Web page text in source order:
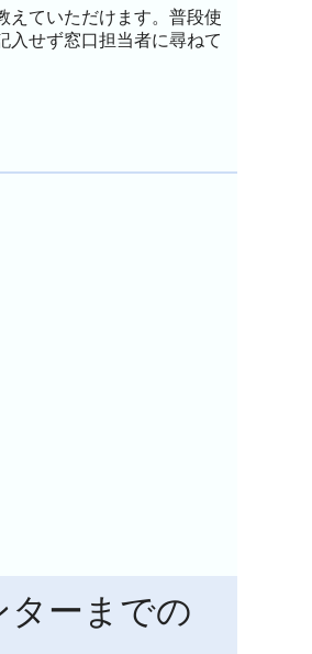
えていただけます。普段使
入せず窓口担当者に尋ねて
ターまでの